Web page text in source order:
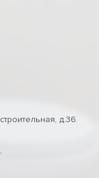
д.36.